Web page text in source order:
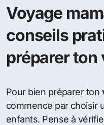
Voyage
conseils
préparer ton
Pour bien préparer ton
commence par choisir
enfants. Pense à